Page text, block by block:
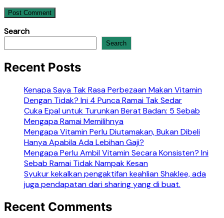
Search
Search
Recent Posts
Kenapa Saya Tak Rasa Perbezaan Makan Vitamin
Dengan Tidak? Ini 4 Punca Ramai Tak Sedar
Cuka Epal untuk Turunkan Berat Badan: 5 Sebab
Mengapa Ramai Memilihnya
Mengapa Vitamin Perlu Diutamakan, Bukan Dibeli
Hanya Apabila Ada Lebihan Gaji?
Mengapa Perlu Ambil Vitamin Secara Konsisten? Ini
Sebab Ramai Tidak Nampak Kesan
Syukur kekalkan pengaktifan keahlian Shaklee, ada
juga pendapatan dari sharing yang di buat.
Recent Comments